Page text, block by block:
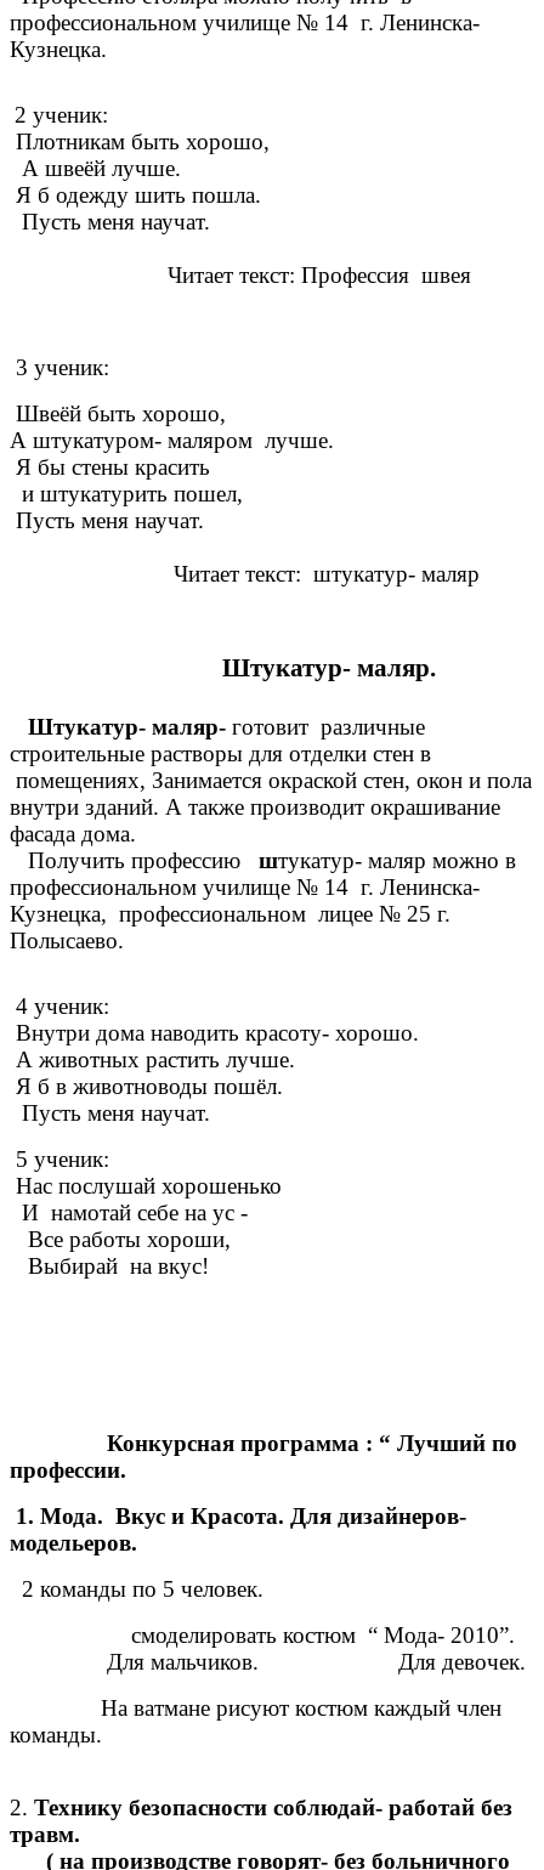
профессиональном училище № 14 г. Ленинска-
Кузнецка.
2 ученик:
Плотникам быть хорошо,
А швеёй лучше.
Я б одежду шить пошла.
Пусть меня научат.
Читает текст: Профессия швея
3 ученик:
Швеёй быть хорошо,
А штукатуром- маляром лучше.
Я бы стены красить
и штукатурить пошел,
Пусть меня научат.
Читает текст: штукатур- маляр
Штукатур- маляр.
Штукатур- маляр- готовит различные
строительные растворы для отделки стен в
помещениях, Занимается окраской стен, окон и пола
внутри зданий. А также производит окрашивание
фасада дома.
Получить профессию
штукатур- маляр можно в
профессиональном училище № 14 г. Ленинска-
Кузнецка, профессиональном лицее № 25 г.
Полысаево.
4 ученик:
Внутри дома наводить красоту- хорошо.
А животных растить лучше.
Я б в животноводы пошёл.
Пусть меня научат.
5 ученик:
Нас послушай хорошенько
И намотай себе на ус -
Все работы хороши,
Выбирай на вкус!
Конкурсная программа : “ Лучший по
профессии.
1. Мода. Вкус и Красота. Для дизайнеров-
модельеров.
2 команды по 5 человек.
смоделировать костюм “ Мода- 2010”.
Для мальчиков. Для девочек.
На ватмане рисуют костюм каждый член
команды.
2. Технику безопасности соблюдай- работай без
травм.
( на производстве говорят- без больничного